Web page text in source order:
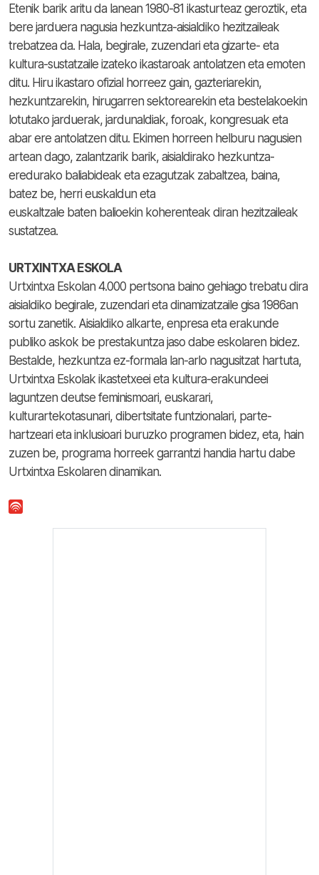
Etenik barik aritu da lanean 1980-81 ikasturteaz geroztik, eta
bere jarduera nagusia hezkuntza-aisialdiko hezitzaileak
trebatzea da. Hala, begirale, zuzendari eta gizarte- eta
kultura-sustatzaile izateko ikastaroak antolatzen eta emoten
ditu. Hiru ikastaro ofizial horreez gain, gazteriarekin,
hezkuntzarekin, hirugarren sektorearekin eta bestelakoekin
lotutako jarduerak, jardunaldiak, foroak, kongresuak eta
abar ere antolatzen ditu. Ekimen horreen helburu nagusien
artean dago, zalantzarik barik, aisialdirako hezkuntza-
eredurako baliabideak eta ezagutzak zabaltzea, baina,
batez be, herri euskaldun eta
euskaltzale baten balioekin koherenteak diran hezitzaileak
sustatzea.
URTXINTXA ESKOLA
Urtxintxa Eskolan 4.000 pertsona baino gehiago trebatu dira
aisialdiko begirale, zuzendari eta dinamizatzaile gisa 1986an
sortu zanetik. Aisialdiko alkarte, enpresa eta erakunde
publiko askok be prestakuntza jaso dabe eskolaren bidez.
Bestalde, hezkuntza ez-formala lan-arlo nagusitzat hartuta,
Urtxintxa Eskolak ikastetxeei eta kultura-erakundeei
laguntzen deutse feminismoari, euskarari,
kulturartekotasunari, dibertsitate funtzionalari, parte-
hartzeari eta inklusioari buruzko programen bidez, eta, hain
zuzen be, programa horreek garrantzi handia hartu dabe
Urtxintxa Eskolaren dinamikan.